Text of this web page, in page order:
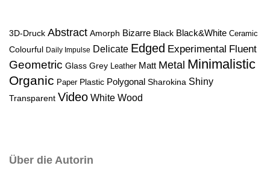
3D-Druck Abstract Amorph Bizarre Black Black&White Ceramic
Colourful Daily Impulse Delicate Edged Experimental Fluent
Geometric Glass Grey Leather Matt Metal Minimalistic
Organic Paper Plastic Polygonal Sharokina Shiny
Transparent Video White Wood
Über die Autorin